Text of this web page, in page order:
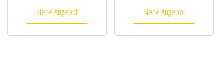
Siehe Angebot Siehe Angebot